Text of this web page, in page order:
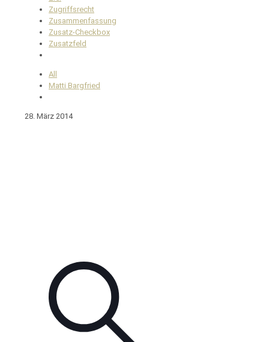
Zugriffsrecht
Zusammenfassung
Zusatz-Checkbox
Zusatzfeld
All
Matti Bargfried
28. März 2014